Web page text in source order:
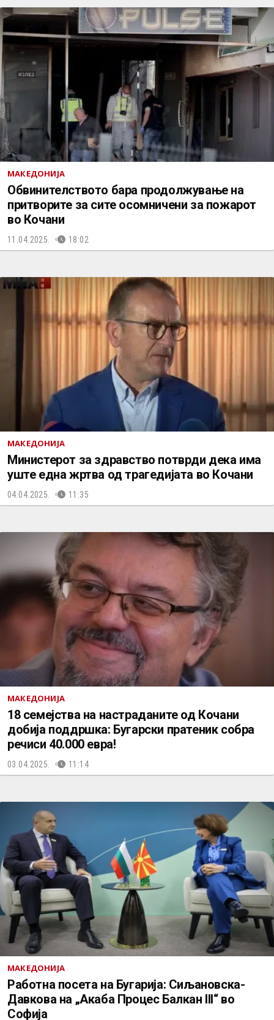
МАКЕДОНИЈА
Обвинителството бара продолжување на
притворите за сите осомничени за пожарот
во Кочани
11.04.2025. 18:02
МАКЕДОНИЈА
Министерот за здравство потврди дека има
уште една жртва од трагедијата во Кочани
04.04.2025. 11:35
МАКЕДОНИЈА
18 семејства на настраданите од Кочани
добија поддршка: Бугарски пратеник собра
речиси 40.000 евра!
03.04.2025. 11:14
МАКЕДОНИЈА
Работна посета на Бугарија: Сиљановска-
Давкова на „Акаба Процес Балкан III“ во
Софија